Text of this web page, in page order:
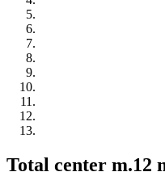
Total center m.12